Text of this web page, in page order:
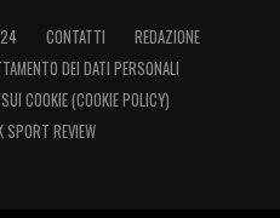
24 CONTATTI
REDAZIONE
DEI DATI PERSONALI
COOKIE (COOKIE POLICY)
SPORT REVIEW